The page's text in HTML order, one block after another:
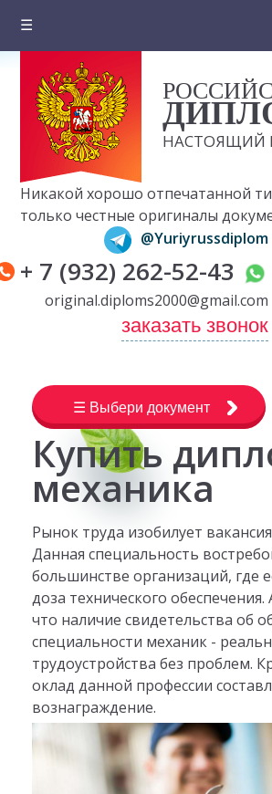
☰
О компании
Цены на документы
Вопросы и ответы
Отзывы клиентов
Оплата и доставка
Контакты
НАСТОЯЩИЙ
Никакой хорошо отпечатанной
только честные оригиналы
@Yuriyrussdiplom
+ 7 (932) 262-52-43
original.diploms2000@gmail.com
заказать звонок
☰ Выбери документ
Купить
механика
Рынок труда изобилует
Данная специальность
большинстве организаций, где
доза технического обеспечения.
что наличие свидетельства об
специальности механик -
трудоустройства без проблем.
оклад данной профессии
вознаграждение.